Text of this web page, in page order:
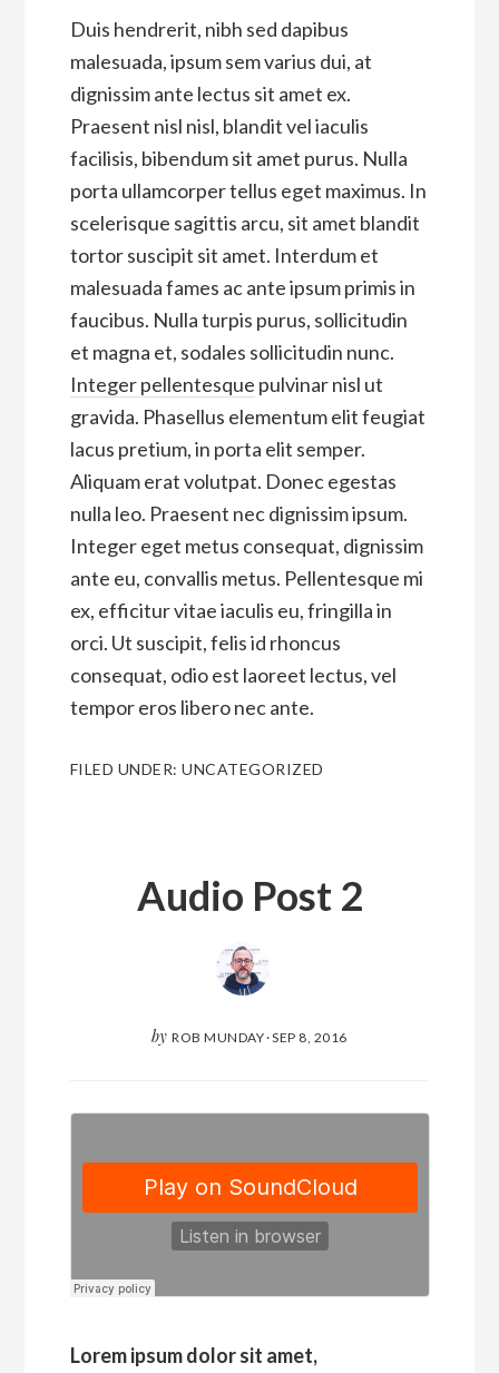
Duis hendrerit, nibh sed dapibus
malesuada, ipsum sem varius dui, at
dignissim ante lectus sit amet ex.
Praesent nisl nisl, blandit vel iaculis
facilisis, bibendum sit amet purus. Nulla
porta ullamcorper tellus eget maximus. In
scelerisque sagittis arcu, sit amet blandit
tortor suscipit sit amet. Interdum et
malesuada fames ac ante ipsum primis in
faucibus. Nulla turpis purus, sollicitudin
et magna et, sodales sollicitudin nunc.
Integer pellentesque pulvinar nisl ut
gravida. Phasellus elementum elit feugiat
lacus pretium, in porta elit semper.
Aliquam erat volutpat. Donec egestas
nulla leo. Praesent nec dignissim ipsum.
Integer eget metus consequat, dignissim
ante eu, convallis metus. Pellentesque mi
ex, efficitur vitae iaculis eu, fringilla in
orci. Ut suscipit, felis id rhoncus
consequat, odio est laoreet lectus, vel
tempor eros libero nec ante.
FILED UNDER:UNCATEGORIZED
Audio Post 2
by ROB MUNDAY·SEP 8, 2016
Lorem ipsum dolor sit amet,